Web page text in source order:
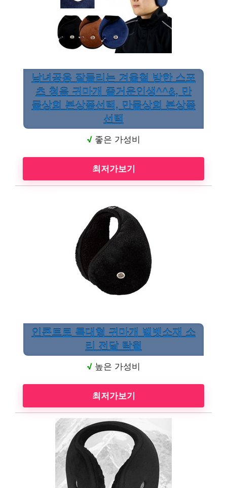
남녀공용 잘들리는 겨울철 방한 스포
츠 청음 귀마개 즐거운인생^^&, 만
물상회 본상품선택, 만물상회 본상품
선택
√ 좋은 가성비
최저가보기
인콘트로 특대형 귀마개 벨벳소재 소
리 전달 탁월
√ 높은 가성비
최저가보기